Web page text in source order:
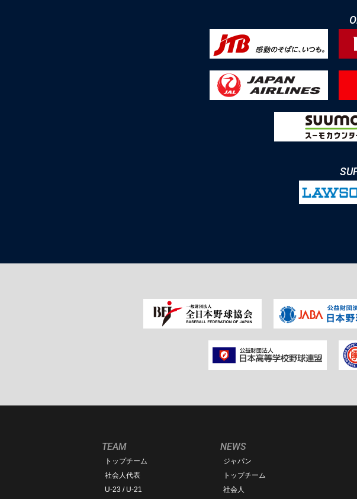
TEAM
トップチーム
社会人代表
U-23 / U-21
NEWS
ジャパン
トップチーム
社会人